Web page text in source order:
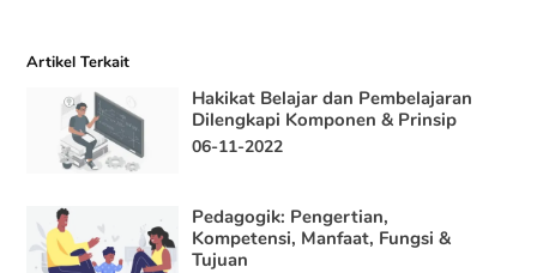
Artikel Terkait
Hakikat Belajar dan Pembelajaran
Dilengkapi Komponen & Prinsip
06-11-2022
Pedagogik: Pengertian,
Kompetensi, Manfaat, Fungsi &
Tujuan